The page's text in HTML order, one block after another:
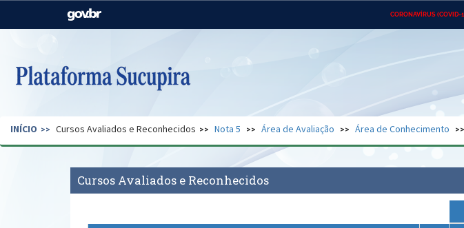
CORONAVÍRUS (COVID-
Casa Civil
Pecuária e Abastecimento
Ministério do Desenvolvimento
Regional
Secretaria de Governo Gabinete de Segurança Advocacia-Geral da União
INÍCIO Cursos Avaliados e Reconhecidos Nota 5 Área de Avaliação Área de Conhecimento
Cursos Avaliados e Reconhecidos